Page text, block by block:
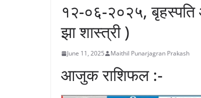
१२-०६-२०२५,
झा शास्त्री )
June 11, 2025 Maithil Punarjagran Prakash
आजुक राशिफल :-